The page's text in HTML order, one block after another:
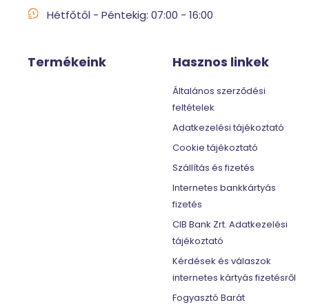
Hétfőtől - Péntekig: 07:00 - 16:00
Termékeink Hasznos linkek
Általános szerződési
feltételek
Adatkezelési tájékoztató
Cookie tájékoztató
Szállítás és fizetés
Internetes bankkártyás
fizetés
CIB Bank Zrt. Adatkezelési
tájékoztató
Kérdések és válaszok
internetes kártyás fizetésről
Fogyasztó Barát